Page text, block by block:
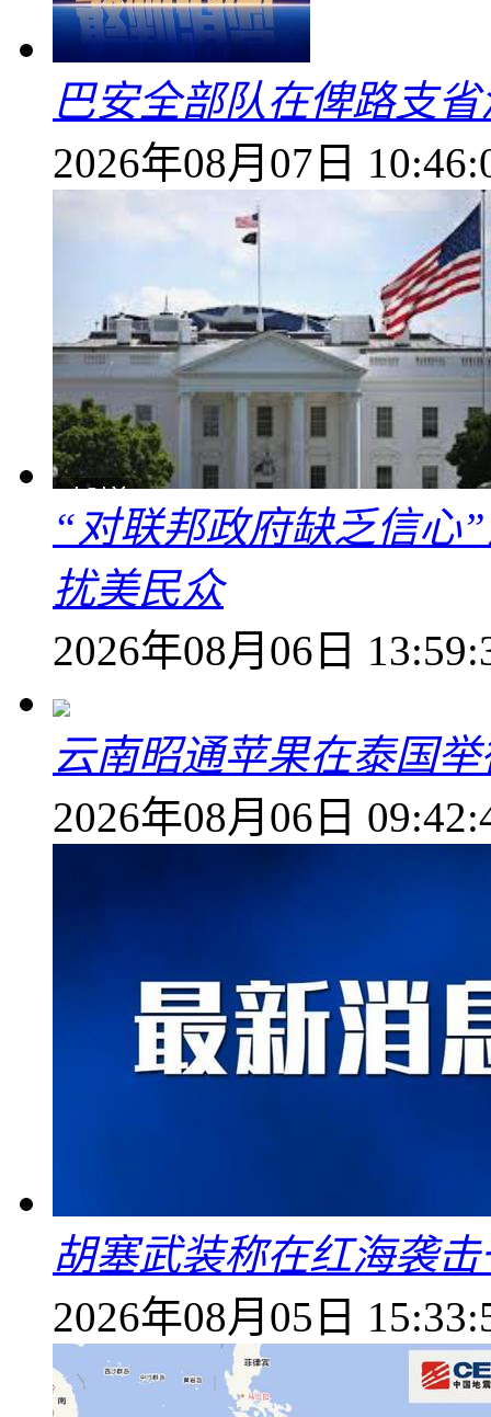
巴安全部队在俾路支
2026年08月07日
“对联邦政府缺乏信心
扰美民众
2026年08月06日
云南昭通苹果在泰国
2026年08月06日
胡塞武装称在红海袭
2026年08月05日